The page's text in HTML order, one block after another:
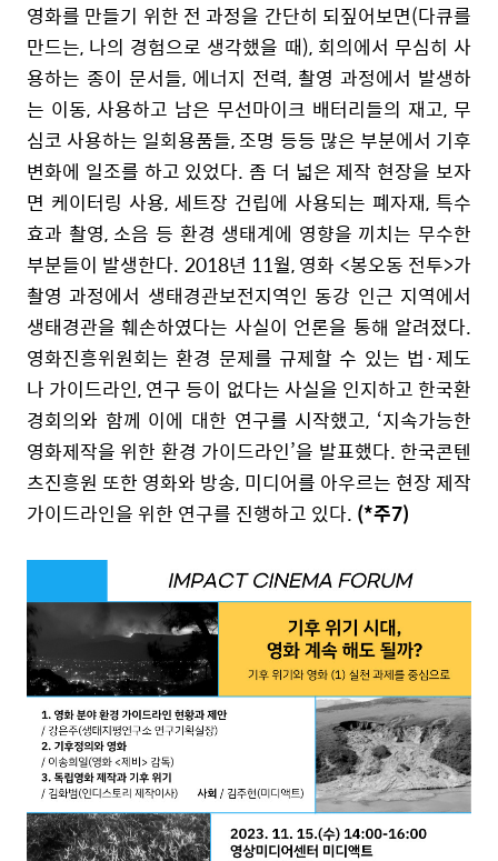
영화를 만들기 위한 전 과정을 간단히 되짚어보면(다큐를
만드는, 나의 경험으로 생각했을 때), 회의에서 무심히 사
용하는 종이 문서들, 에너지 전력, 촬영 과정에서 발생하
는 이동, 사용하고 남은 무선마이크 배터리들의 재고, 무
심코 사용하는 일회용품들, 조명 등등 많은 부분에서 기후
변화에 일조를 하고 있었다. 좀 더 넓은 제작 현장을 보자
면 케이터링 사용, 세트장 건립에 사용되는 폐자재, 특수
효과 촬영, 소음 등 환경 생태계에 영향을 끼치는 무수한
부분들이 발생한다. 2018년 11월, 영화 <봉오동 전투>가
촬영 과정에서 생태경관보전지역인 동강 인근 지역에서
생태경관을 훼손하였다는 사실이 언론을 통해 알려졌다.
영화진흥위원회는 환경 문제를 규제할 수 있는 법·제도
나 가이드라인, 연구 등이 없다는 사실을 인지하고 한국환
경회의와 함께 이에 대한 연구를 시작했고, ‘지속가능한
영화제작을 위한 환경 가이드라인’을 발표했다. 한국콘텐
츠진흥원 또한 영화와 방송, 미디어를 아우르는 현장 제작
가이드라인을 위한 연구를 진행하고 있다. (*주7)